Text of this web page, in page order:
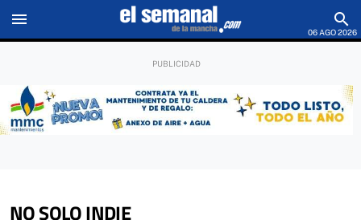
menu search
06 AGO 2026
NO SOLO INDIE